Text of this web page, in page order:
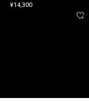
¥14,300